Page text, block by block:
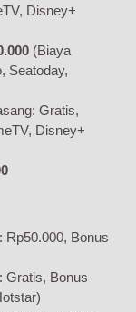
Disney+
(Biaya
Seatoday,
Gratis,
Disney+
Rp50.000, Bonus
Gratis, Bonus